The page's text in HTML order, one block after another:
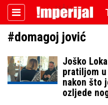
DETEKTOR
FOTO
IMPERIJAL VIDEO
IMPERIJAL &
#domagoj jović
Joško
pratiljom
nakon što
ozljede